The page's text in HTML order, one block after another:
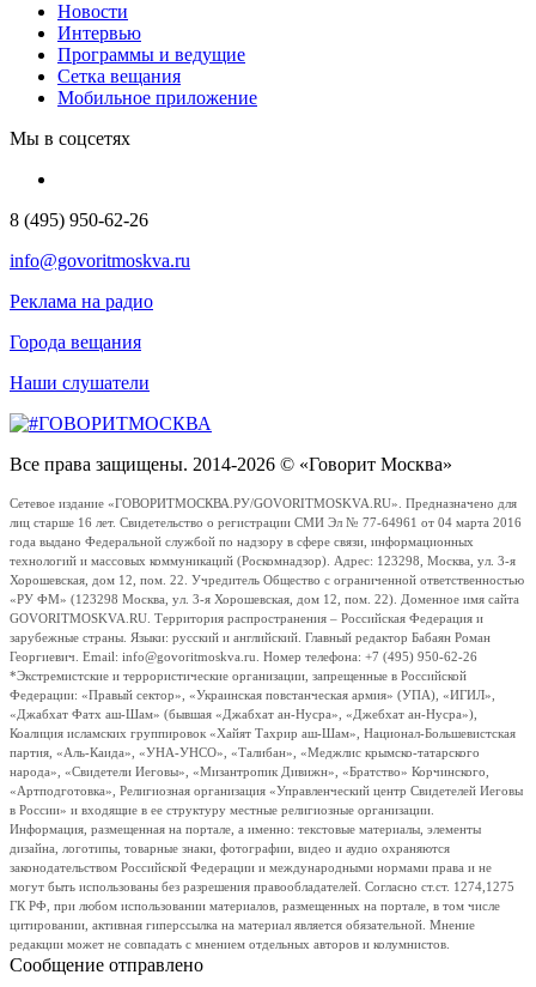
Новости
Интервью
Программы и ведущие
Сетка вещания
Мобильное приложение
Мы в соцсетях
8 (495) 950-62-26
info@govoritmoskva.ru
Реклама на радио
Города вещания
Наши слушатели
Все права защищены. 2014-2026 © «Говорит Москва»
Сетевое издание «ГОВОРИТМОСКВА.РУ/GOVORITMOSKVA.RU». Предназначено для
лиц старше 16 лет. Свидетельство о регистрации СМИ Эл № 77-64961 от 04 марта 2016
года выдано Федеральной службой по надзору в сфере связи, информационных
технологий и массовых коммуникаций (Роскомнадзор). Адрес: 123298, Москва, ул. 3-я
Хорошевская, дом 12, пом. 22. Учредитель Общество с ограниченной ответственностью
«РУ ФМ» (123298 Москва, ул. 3-я Хорошевская, дом 12, пом. 22). Доменное имя сайта
GOVORITMOSKVA.RU. Территория распространения – Российская Федерация и
зарубежные страны. Языки: русский и английский. Главный редактор Бабаян Роман
Георгиевич. Email: info@govoritmoskva.ru. Номер телефона: +7 (495) 950-62-26
*Экстремистские и террористические организации, запрещенные в Российской
Федерации: «Правый сектор», «Украинская повстанческая армия» (УПА), «ИГИЛ»,
«Джабхат Фатх аш-Шам» (бывшая «Джабхат ан-Нусра», «Джебхат ан-Нусра»),
Коалиция исламских группировок «Хайят Тахрир аш-Шам», Национал-Большевистская
партия, «Аль-Каида», «УНА-УНСО», «Талибан», «Меджлис крымско-татарского
народа», «Свидетели Иеговы», «Мизантропик Дивижн», «Братство» Корчинского,
«Артподготовка», Религиозная организация «Управленческий центр Свидетелей Иеговы
в России» и входящие в ее структуру местные религиозные организации.
Информация, размещенная на портале, а именно: текстовые материалы, элементы
дизайна, логотипы, товарные знаки, фотографии, видео и аудио охраняются
законодательством Российской Федерации и международными нормами права и не
могут быть использованы без разрешения правообладателей. Согласно ст.ст. 1274,1275
ГК РФ, при любом использовании материалов, размещенных на портале, в том числе
цитировании, активная гиперссылка на материал является обязательной. Мнение
редакции может не совпадать с мнением отдельных авторов и колумнистов.
Сообщение отправлено